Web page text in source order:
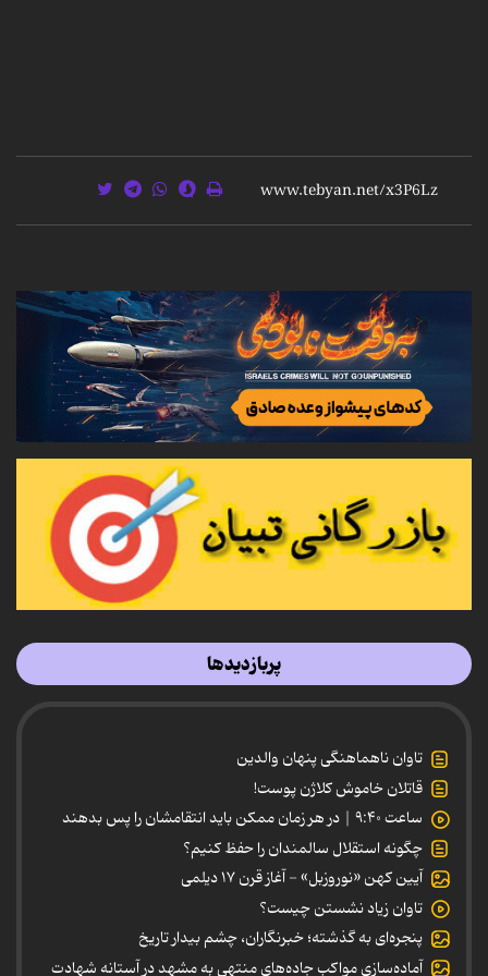
پربازدیدها
تاوان ناهماهنگی پنهان والدین
قاتلان خاموش کلاژن پوست!
ساعت ۹:۴۰ | در هر زمان ممکن باید انتقامشان را پس بدهند
چگونه استقلال سالمندان را حفظ کنیم؟
آیین کهن «نوروزبل» - آغاز قرن ۱۷ دیلمی
تاوان زیاد نشستن چیست؟
پنجره‌ای به گذشته؛ خبرنگاران، چشم بیدار تاریخ
آماده‌سازی مواکب جاده‌های منتهی به مشهد در آستانه شهادت